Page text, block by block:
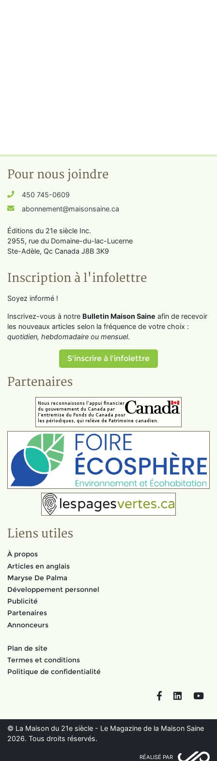
Pour nous joindre
450 745-0609
abonnement@maisonsaine.ca
Éditions du 21e siècle Inc.
2955, rue du Domaine-du-lac-Lucerne
Ste-Adèle, Qc Canada J8B 3K9
Inscription à l'infolettre
Soyez informé !
Inscrivez-vous à notre Bulletin Maison Saine afin de recevoir
les nouveaux articles selon la fréquence de votre choix :
quotidien, hebdomadaire ou mensuel.
S'inscrire à l'infolettre
Partenaires
Liens utiles
À propos
Articles en anglais
Maryse De Palma
Développement personnel
Publicité
Partenaires
Annonceurs
Plan de site
Termes et conditions
Politique de confidentialité
FacebookLinkedIn
© La Maison du 21e siècle - Le Magazine de la Maison Saine
2026. Tous droits réservés.
RÉALISÉ PAR